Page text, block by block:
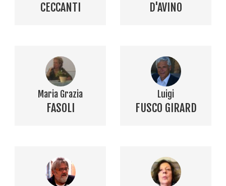
CECCANTI D'AVINO
Maria Grazia
FASOLI
Luigi
FUSCO GIRARD